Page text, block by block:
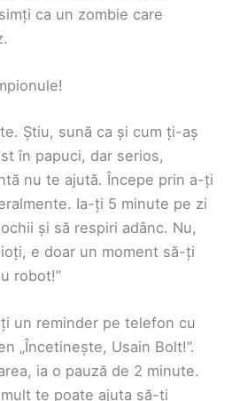
ca un zombie care
Știu, sună ca și cum ți-aș
în papuci, dar serios,
nu te ajută. Începe prin a-ți
Ia-ți 5 minute pe zi
și să respiri adânc. Nu,
e doar un moment să-ți
robot!”
un reminder pe telefon cu
„Încetinește, Usain Bolt!”.
ia o pauză de 2 minute.
te poate ajuta să-ți